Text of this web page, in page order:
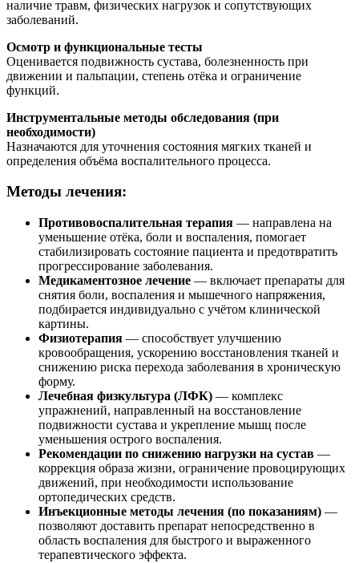
наличие травм, физических нагрузок и сопутствующих
заболеваний.
Осмотр и функциональные тесты
Оценивается подвижность сустава, болезненность при
движении и пальпации, степень отёка и ограничение
функций.
Инструментальные методы обследования (при
необходимости)
Назначаются для уточнения состояния мягких тканей и
определения объёма воспалительного процесса.
Методы лечения:
Противовоспалительная терапия — направлена на
уменьшение отёка, боли и воспаления, помогает
стабилизировать состояние пациента и предотвратить
прогрессирование заболевания.
Медикаментозное лечение — включает препараты для
снятия боли, воспаления и мышечного напряжения,
подбирается индивидуально с учётом клинической
картины.
Физиотерапия — способствует улучшению
кровообращения, ускорению восстановления тканей и
снижению риска перехода заболевания в хроническую
форму.
Лечебная физкультура (ЛФК) — комплекс
упражнений, направленный на восстановление
подвижности сустава и укрепление мышц после
уменьшения острого воспаления.
Рекомендации по снижению нагрузки на сустав —
коррекция образа жизни, ограничение провоцирующих
движений, при необходимости использование
ортопедических средств.
Инъекционные методы лечения (по показаниям) —
позволяют доставить препарат непосредственно в
область воспаления для быстрого и выраженного
терапевтического эффекта.